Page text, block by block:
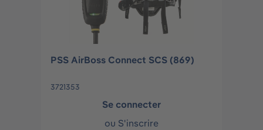
PSS AirBoss Connect SCS (869)
3721353
Se connecter
ou S'inscrire